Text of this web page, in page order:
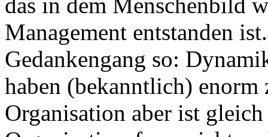
Management entstanden
Gedankengang so:
haben (bekanntlich)
Organisation aber ist